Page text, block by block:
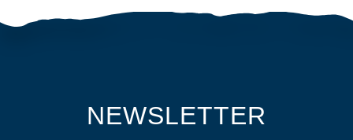
NEWSLETTER